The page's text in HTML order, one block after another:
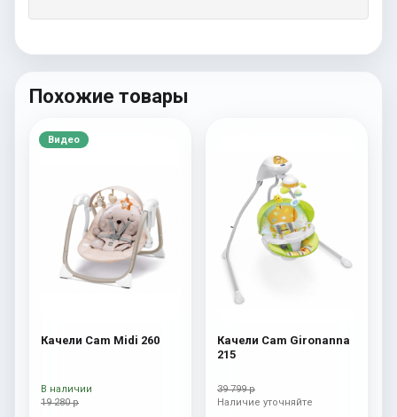
Похожие товары
Видео
Качели Cam Midi 260
19 280 р
В наличии
Качели Cam Gironanna
215
39 799 р
Наличие уточняйте